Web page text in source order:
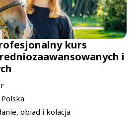
kurs
i
Polska
obiad i kolacja